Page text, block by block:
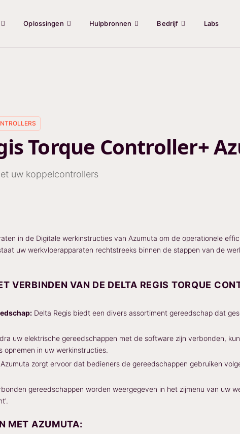
Oplossingen Hulpbronnen Bedrijf Labs
Torque Controller+
uw koppelcontrollers
in de Digitale werkinstructies van Azumuta om de operationele
uw werkvloerapparaten rechtstreeks binnen de stappen van de
VERBINDEN VAN DE DELTA REGIS TORQUE
Delta Regis biedt een divers assortiment gereedschap dat
uw elektrische gereedschappen met de software zijn verbonden,
opnemen in uw werkinstructies.
Azumuta zorgt ervoor dat bedieners de gereedschappen gebruiken
gereedschappen worden weergegeven in het zijmenu van uw
MET AZUMUTA: